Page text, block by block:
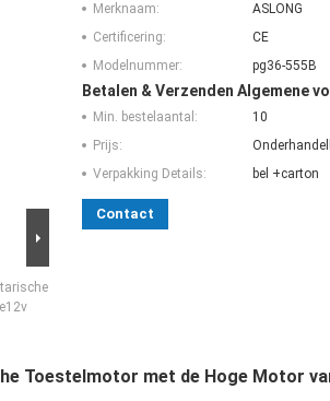
Merknaam:
ASLONG
Certificering:
CE
Modelnummer:
pg36-555B
Betalen & Verzenden Algemene
Min. bestelaantal:
10
Prijs:
Verpakking Details:
bel +carton
Contact
Toestelmotor met de Hoge Motor